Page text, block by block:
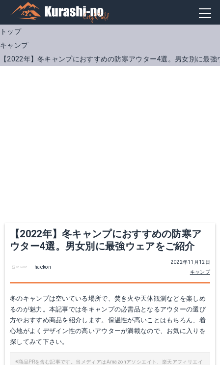
トップ
キャンプ
【2022年】冬キャンプにおすすめの防寒アウター4選。男女別に最強
【2022年】冬キャンプにおすすめの防寒ア
ウター4選。男女別に最強ウェアをご紹介
2022年11月12日
キャンプ
haekon
冬のキャンプは空いている場所で、焚き火や天体観測などを楽しめ
るのが魅力。本記事では冬キャンプの必需品となるアウターの選び
方やおすすめ商品を紹介します。保温性が高いことはもちろん、着
心地がよくデザイン性の高いアウターが満載なので、お気に入りを
探してみて下さい。
※商品PRを含む記事です。当メディアはAmazonアソシエイト、楽天アフィリエイ
Yahoo!ショッピングで見る